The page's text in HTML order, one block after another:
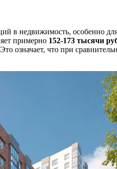
в недвижимость, особенно
примерно 152-173 тысячи
означает, что при